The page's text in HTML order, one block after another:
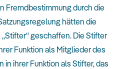
Fremdbestimmung durch die
hätten die
geschaffen. Die Stifter
Funktion als Mitglieder des
in ihrer Funktion als Stifter, das